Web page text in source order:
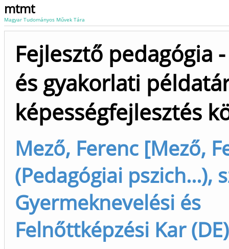
mtmt
Magyar Tudományos Művek Tára
Fejlesztő pedagógia
és gyakorlati
képességfejlesztés
Mező, Ferenc [Mező,
(Pedagógiai pszich...),
Gyermeknevelési és
Felnőttképzési Kar (DE)